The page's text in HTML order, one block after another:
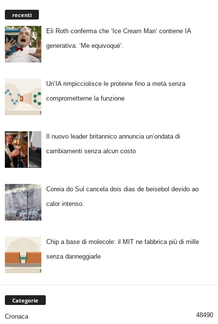
recenti
Eli Roth conferma che ‘Ice Cream Man’ contiene IA
generativa: ‘Me equivoqué’.
Un’IA rimpicciolisce le proteine fino a metà senza
comprometterne la funzione
Il nuovo leader britannico annuncia un’ondata di
cambiamenti senza alcun costo
Coreia do Sul cancela dois dias de beisebol devido ao
calor intenso.
Chip a base di molecole: il MIT ne fabbrica più di mille
senza danneggiarle
Categorie
Cronaca 48490